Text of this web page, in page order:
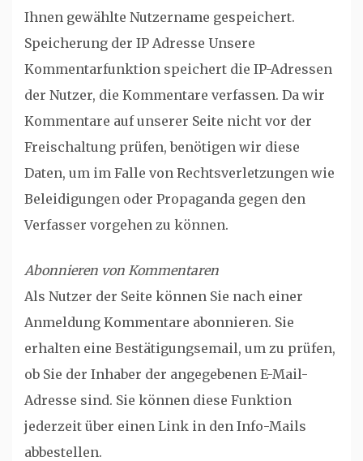
Ihnen gewählte Nutzername gespeichert.
Speicherung der IP Adresse Unsere
Kommentarfunktion speichert die IP-Adressen
der Nutzer, die Kommentare verfassen. Da wir
Kommentare auf unserer Seite nicht vor der
Freischaltung prüfen, benötigen wir diese
Daten, um im Falle von Rechtsverletzungen wie
Beleidigungen oder Propaganda gegen den
Verfasser vorgehen zu können.
Abonnieren von Kommentaren
Als Nutzer der Seite können Sie nach einer
Anmeldung Kommentare abonnieren. Sie
erhalten eine Bestätigungsemail, um zu prüfen,
ob Sie der Inhaber der angegebenen E-Mail-
Adresse sind. Sie können diese Funktion
jederzeit über einen Link in den Info-Mails
abbestellen.